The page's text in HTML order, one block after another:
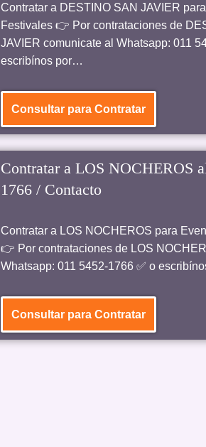
Contratar a DESTINO SAN JAVIER
Festivales 👉 Por contrataciones de
JAVIER comunicate al Whatsapp: 011
escribínos por…
Consultar para Contratar
Contratar a LOS NOCHEROS
1766 / Contacto
Contratar a LOS NOCHEROS para
👉 Por contrataciones de LOS
Whatsapp: 011 5452-1766 ✅ o
Consultar para Contratar